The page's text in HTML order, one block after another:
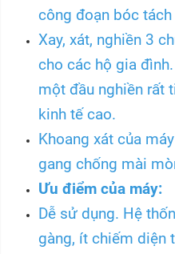
công đoạn bóc
Xay, xát, nghiền 3
cho các hộ gia
một đầu nghiền rất
kinh tế cao.
Khoang xát của
gang chống mài
Ưu điểm của máy:
Dễ sử dụng. Hệ
gàng, ít chiếm diện